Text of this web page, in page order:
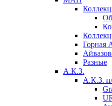
Горная
Разные
А.К.З.
А.К.З.